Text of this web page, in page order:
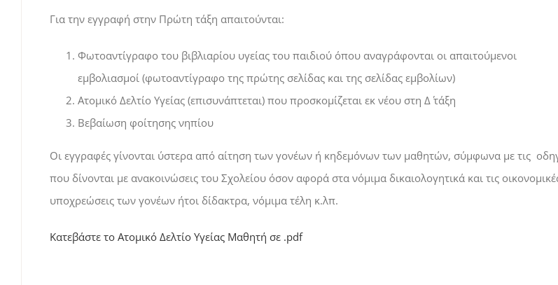
Για την εγγραφή στην Πρώτη τάξη απαιτούνται:
Φωτοαντίγραφο του βιβλιαρίου υγείας του παιδιού όπου αναγράφονται οι απαιτούμενοι
εμβολιασμοί (φωτοαντίγραφο της πρώτης σελίδας και της σελίδας εμβολίων)
Ατομικό Δελτίο Υγείας (επισυνάπτεται) που προσκομίζεται εκ νέου στη Δ΄ τάξη
Βεβαίωση φοίτησης νηπίου
Οι εγγραφές γίνονται ύστερα από αίτηση των γονέων ή κηδεμόνων των μαθητών, σύμφωνα με τις
που δίνονται με ανακοινώσεις του Σχολείου όσον αφορά στα νόμιμα δικαιολογητικά και τις
υποχρεώσεις των γονέων ήτοι δίδακτρα, νόμιμα τέλη κ.λπ.
Κατεβάστε το Ατομικό Δελτίο Υγείας Μαθητή σε .pdf